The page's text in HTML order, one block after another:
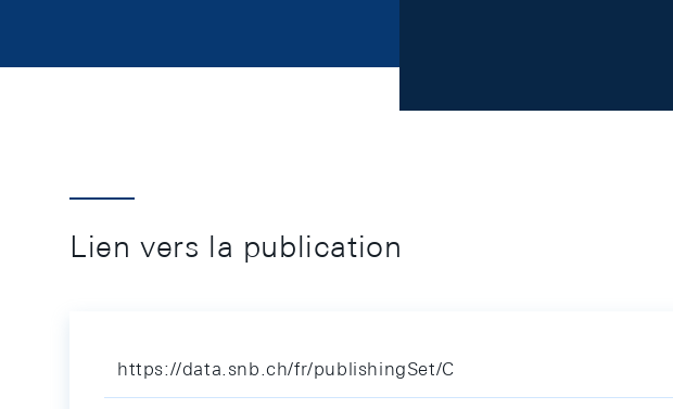
Lien vers la publication
https://data.snb.ch/fr/publishingSet/C